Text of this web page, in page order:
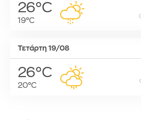
26°C
19°C
Τετάρτη 19/08
26°C
20°C